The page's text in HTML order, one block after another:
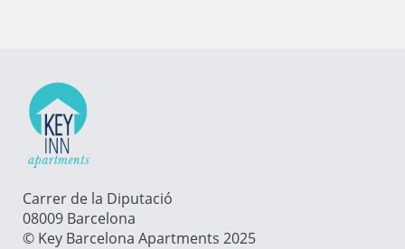
Carrer de la Diputació
08009 Barcelona
© Key Barcelona Apartments 2025